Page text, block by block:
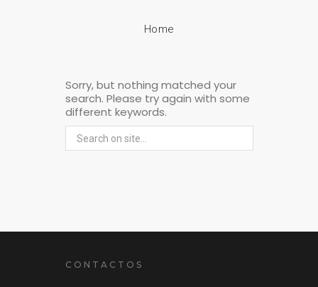
Home
Sorry, but nothing matched your
search. Please try again with some
different keywords.
CONTACTOS